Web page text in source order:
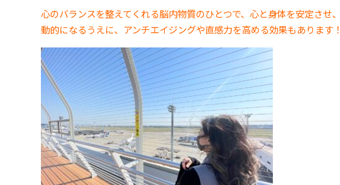
心のバランスを整えてくれる脳内物質のひとつで、心と身体を安定さ
動的になるうえに、アンチエイジングや直感力を高める効果もあります！